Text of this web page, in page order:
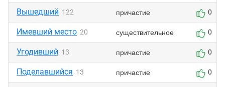
Вышедший 122 причастие 0
Имевший место 20 существительное 0
Угодивший 13 причастие 0
Поделавшийся 13 причастие 0